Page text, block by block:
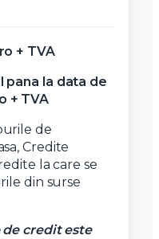
+ TVA
pana la data de
+ TVA
de
Credite
la care se
din surse
credit este